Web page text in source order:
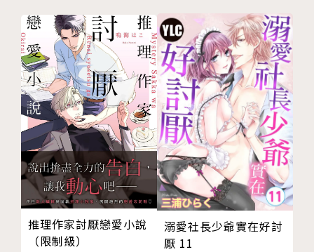
推理作家討厭戀愛小說
（限制級）
溺愛社長少爺實在好討
厭 11